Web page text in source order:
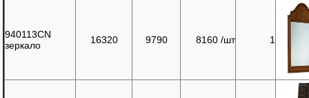
940113CN
зеркало
16320 9790 8160 /шт 1